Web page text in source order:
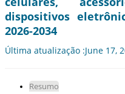
dispositivos
2026-2034
Última atualização :June 17,
Resumo